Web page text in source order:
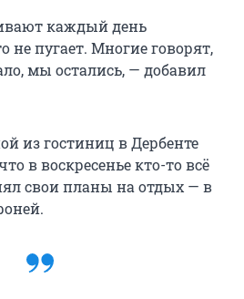
каждый день
не пугает. Многие говорят,
мы остались, — добавил
из гостиниц в Дербенте
в воскресенье кто-то всё
свои планы на отдых — в